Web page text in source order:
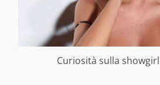
Curiosità sulla